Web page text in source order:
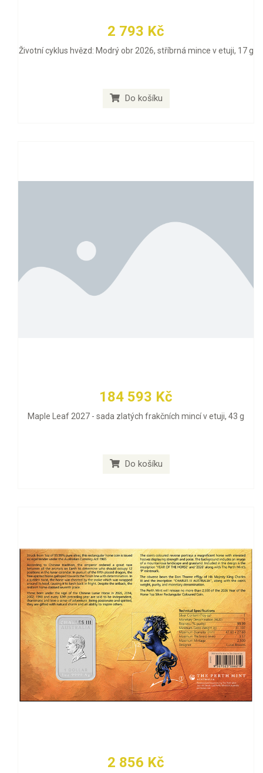
2 793 Kč
Životní cyklus hvězd: Modrý obr 2026, stříbrná mince v etuji, 17 g
Do košíku
184 593 Kč
Maple Leaf 2027 - sada zlatých frakčních mincí v etuji, 43 g
Do košíku
2 856 Kč